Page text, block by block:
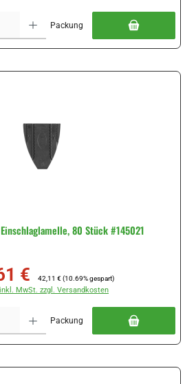
Packung
80 Stück #145021
€ Regulärer Preis:
42,11 € (10.69% gespart)
MwSt. zzgl. Versandkosten
Packung